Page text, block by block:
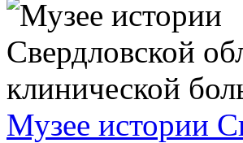
Музее истории